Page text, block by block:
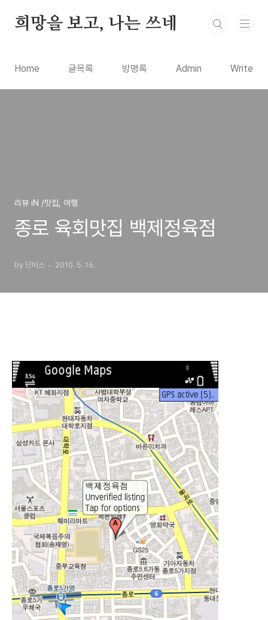
희망을 보고, 나는 쓰네
Home 글목록 방명록 Admin Write
리뷰 iN /맛집, 여행
종로 육회맛집 백제정육점
by 단비스 2010. 5. 16.